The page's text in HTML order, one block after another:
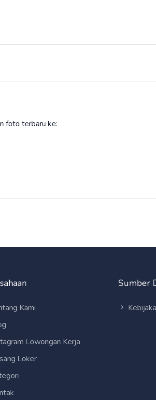
foto terbaru ke:
Kami
Lowongan Kerja
Loker
Sumber